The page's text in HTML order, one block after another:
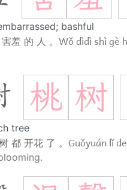
bashful
羞 的 人 。 Wǒ dìdì shì gè
桃 树
tree
都 开花 了 。 Guǒyuán lǐ